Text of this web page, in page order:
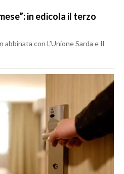
in edicola il terzo
con L’Unione Sarda e Il